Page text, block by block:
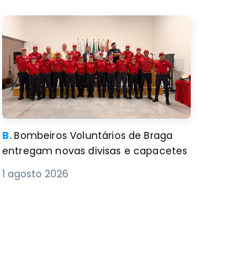
B.Bombeiros Voluntários de Braga
entregam novas divisas e capacetes
1 agosto 2026